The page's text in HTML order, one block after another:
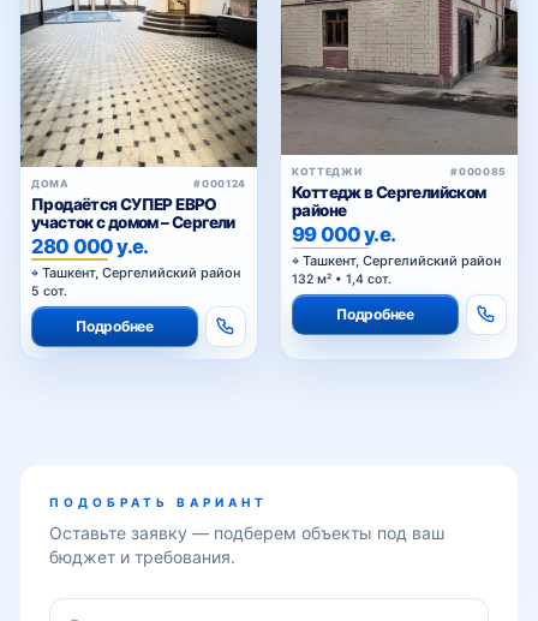
Спутник
Сугдиёна
Фаргона йули
Хонобод
Южный вокзал
Янги Сергели
ДОМА #000124
Продаётся СУПЕР ЕВРО
участок с домом – Сергели
280 000 у.е.
Ташкент, Сергелийский район
5 сот.
Подробнее
КОТТЕДЖИ #000085
Коттедж в Сергелийском
районе
99 000 у.е.
Ташкент, Сергелийский район
132 м² • 1,4 сот.
Подробнее
ПОДОБРАТЬ ВАРИАНТ
Оставьте заявку — подберем объекты под ваш
бюджет и требования.